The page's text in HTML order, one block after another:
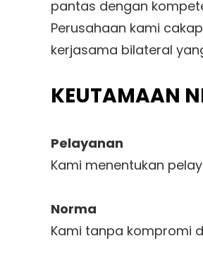
pantas dengan
Perusahaan kami
kerjasama bilateral
KEUTAMAAN
Pelayanan
Kami menentukan
Norma
Kami tanpa kompromi